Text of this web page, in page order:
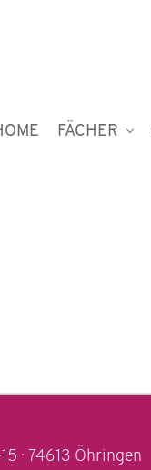
FÄCHER
· 74613 Öhringen